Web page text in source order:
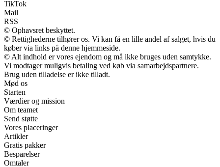
TikTok
Mail
RSS
© Ophavsret beskyttet.
© Rettighederne tilhører os. Vi kan få en lille andel af salget, hvis du
køber via links på denne hjemmeside.
© Alt indhold er vores ejendom og må ikke bruges uden samtykke.
Vi modtager muligvis betaling ved køb via samarbejdspartnere.
Brug uden tilladelse er ikke tilladt.
Mød os
Starten
Værdier og mission
Om teamet
Send støtte
Vores placeringer
Artikler
Gratis pakker
Besparelser
Omtaler